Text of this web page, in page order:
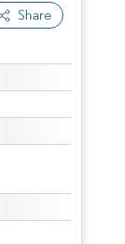
Share